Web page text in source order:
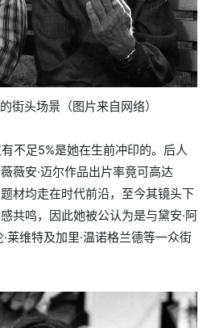
街头场景（图片来自网络）
不足5%是她在生前冲印的。后人
薇安·迈尔作品出片率竟可高达
材均走在时代前沿，至今其镜头下
共鸣，因此她被公认为是与黛安·阿
莱维特及加里·温诺格兰德等一众街